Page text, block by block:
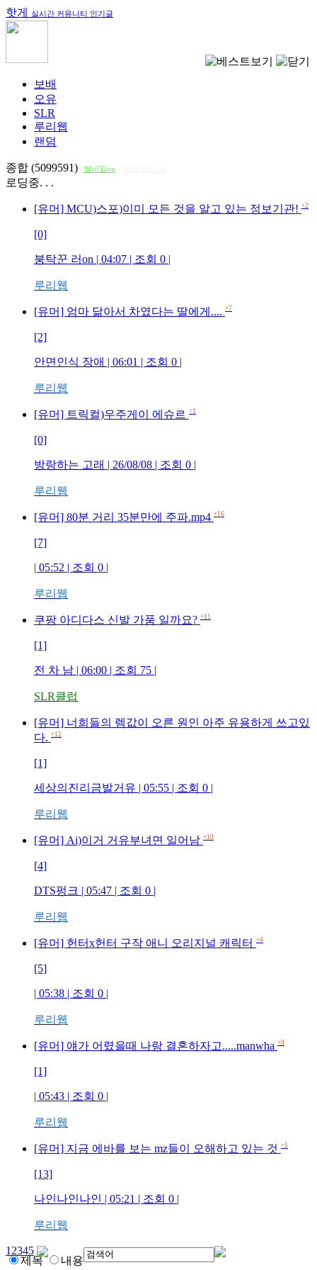
핫게 실시간 커뮤니티 인기글
보배
오유
SLR
루리웹
랜덤
종합 (5099591) 썸네일on
로딩중. . .
[유머] MCU)스포)이미 모든 것을 알고 있는 정보기관! +2
[0]
붕탁꾼 러on | 04:07 | 조회 0 |
루리웹
[유머] 엄마 닮아서 차였다는 딸에게.... +7
[2]
안면인식 장애 | 06:01 | 조회 0 |
루리웹
[유머] 트릭컬)우주게이 에슈르 +1
[0]
방랑하는 고래 | 26/08/08 | 조회 0 |
루리웹
[유머] 80분 거리 35분만에 주파.mp4 +16
[7]
| 05:52 | 조회 0 |
루리웹
쿠팡 아디다스 신발 가품 일까요? +11
[1]
전 차 남 | 06:00 | 조회 75 |
SLR클럽
[유머] 너희들의 렘값이 오른 원인 아주 유용하게 쓰고있
다. +12
[1]
세상의진리금발거유 | 05:55 | 조회 0 |
루리웹
[유머] Ai)이거 거유부녀면 일어남 +10
[4]
DTS펑크 | 05:47 | 조회 0 |
루리웹
[유머] 헌터x헌터 구작 애니 오리지널 캐릭터 +4
[5]
| 05:38 | 조회 0 |
루리웹
[유머] 얘가 어렸을때 나랑 결혼하자고.....manwha +9
[1]
| 05:43 | 조회 0 |
루리웹
[유머] 지금 에바를 보는 mz들이 오해하고 있는 것 +5
[13]
나인나인나인 | 05:21 | 조회 0 |
루리웹
1 2345
제목
내용